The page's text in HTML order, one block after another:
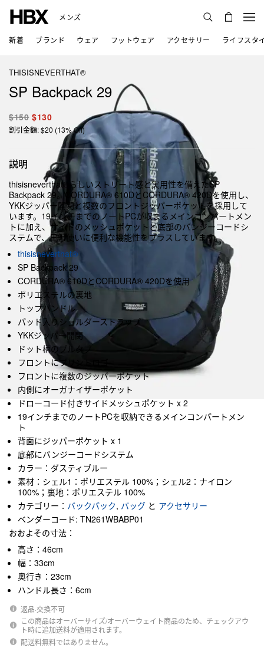
メンズ
新着 ブランド ウェア フットウェア アクセサリー ライフスタ
THISISNEVERTHAT®
SP Backpack 29
$150 $130
割引金額: $20 (13% Off)
説明
thisisneverthat®らしいストリート感と実用性を備えたSP
Backpack 29。CORDURA® 610DとCORDURA® 420Dを使用し、
YKKジッパー開閉と複数のフロントジッパーポケットを採用して
います。19インチまでのノートPCが収まるメインコンパートメン
トに加え、サイドのメッシュポケットと底部のバンジーコードシ
ステムで、日常使いに便利な機能性をプラスしています。
thisisneverthat®
SP Backpack 29
CORDURA® 610DとCORDURA® 420Dを使用
ポリエステルの裏地
トップハンドル
パッド入りショルダーストラップ
YKKジッパー開閉
ドット柄のプルタブ
フロントにプリントロゴ
フロントに複数のジッパーポケット
内側にオーガナイザーポケット
ドローコード付きサイドメッシュポケット x 2
19インチまでのノートPCを収納できるメインコンパートメン
ト
背面にジッパーポケット x 1
底部にバンジーコードシステム
カラー：ダスティブルー
素材：シェル1：ポリエステル 100%；シェル2：ナイロン
100%；裏地：ポリエステル 100%
カテゴリー： バックパック, バッグ と アクセサリー
ベンダーコード: TN261WBABP01
おおよその寸法：
高さ：46cm
幅：33cm
奥行き：23cm
ハンドル長さ：6cm
返品·交換不可
この商品はオーバーサイズ/オーバーウェイト商品のため、チェックアウ
ト時に追加送料が適用されます。
配送料無料ではありません。